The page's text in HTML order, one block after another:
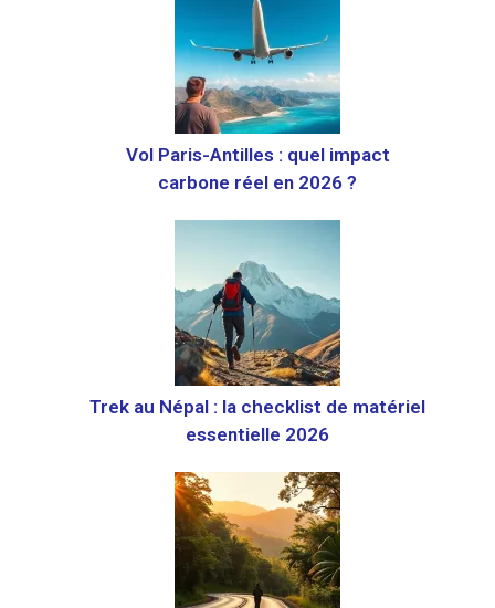
Vol Paris-Antilles : quel impact
carbone réel en 2026 ?
Trek au Népal : la checklist de matériel
essentielle 2026